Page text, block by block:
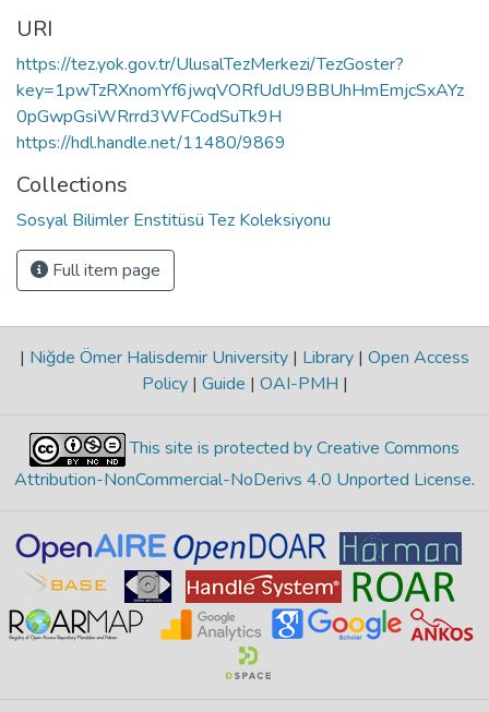
URI
https://tez.yok.gov.tr/UlusalTezMerkezi/TezGoster?
key=1pwTzRXnomYf6jwqVORfUdU9BBUhHmEmjcSxAYz
0pGwpGsiWRrrd3WFCodSuTk9H
https://hdl.handle.net/11480/9869
Collections
Sosyal Bilimler Enstitüsü Tez Koleksiyonu
Full item page
| Niğde Ömer Halisdemir University | Library | Open Access
Policy | Guide | OAI-PMH |
This site is protected by Creative Commons
Attribution-NonCommercial-NoDerivs 4.0 Unported License.